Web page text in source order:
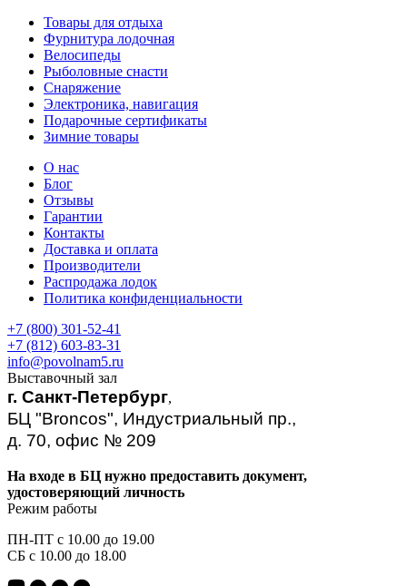
Товары для отдыха
Фурнитура лодочная
Велосипеды
Рыболовные снасти
Снаряжение
Электроника, навигация
Подарочные сертификаты
Зимние товары
О нас
Блог
Отзывы
Гарантии
Контакты
Доставка и оплата
Производители
Распродажа лодок
Политика конфиденциальности
+7 (800) 301-52-41
+7 (812) 603-83-31
info@povolnam5.ru
Выставочный зал
г. Санкт-Петербург,
БЦ "Broncos", Индустриальный пр.,
д. 70, офис № 209
На входе в БЦ нужно предоставить документ,
удостоверяющий личность
Режим работы
ПН-ПТ с 10.00 до 19.00
СБ с 10.00 до 18.00